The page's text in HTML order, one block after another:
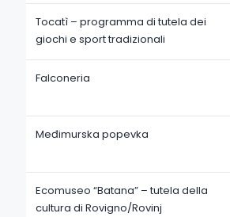
Tocatì – programma di tutela dei
giochi e sport tradizionali
Falconeria
Međimurska popevka
Ecomuseo “Batana” – tutela della
cultura di Rovigno/Rovinj